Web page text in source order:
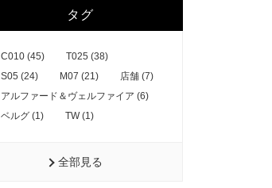
タグ
C010 (45)
T025 (38)
S05 (24)
M07 (21)
店舗 (7)
アルファード＆ヴェルファイア (6)
ベルグ (1)
TW (1)
全部見る